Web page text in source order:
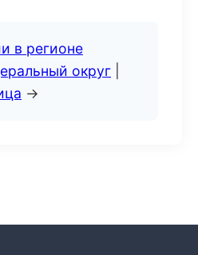
в регионе
округ
→